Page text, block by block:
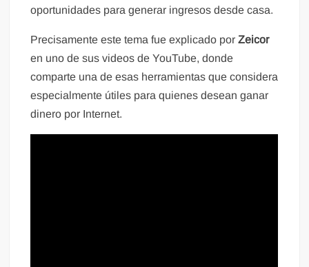
oportunidades para generar ingresos desde casa.
Precisamente este tema fue explicado porZeicor
en uno de sus videos de YouTube, donde
comparte una de esas herramientas que considera
especialmente útiles para quienes desean ganar
dinero por Internet.